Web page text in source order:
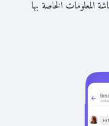
الخاصة بها